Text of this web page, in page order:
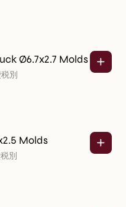
Ø6.7x2.7 Molds
別
Molds
別